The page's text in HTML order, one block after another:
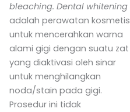
bleaching. Dental whitening
adalah perawatan kosmetis
untuk mencerahkan warna
alami gigi dengan suatu zat
yang diaktivasi oleh sinar
untuk menghilangkan
noda/stain pada gigi.
Prosedur ini tidak